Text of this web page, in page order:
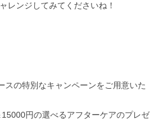
レンジしてみてくださいね！
スの特別なキャンペーンをご用意いた
円の選べるアフターケアのプレゼ